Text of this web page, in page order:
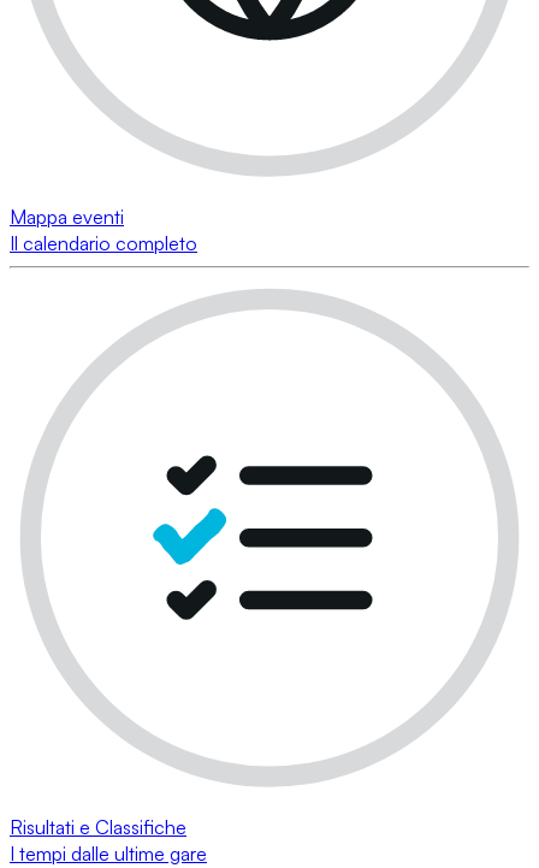
Mappa eventi
Il calendario completo
Risultati e Classifiche
I tempi dalle ultime gare